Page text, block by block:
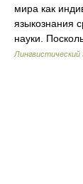
мира как
языкознания
науки.
Лингвистический